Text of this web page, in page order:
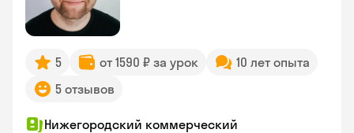
5 от 1590 ₽ за урок
10 лет опыта
5 отзывов
Нижегородский коммерческий